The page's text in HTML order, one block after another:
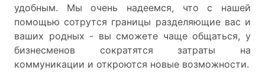
удобным. Мы очень надеемся, что с нашей
помощью сотрутся границы разделяющие вас и
ваших родных - вы сможете чаще общаться, у
бизнесменов сократятся затраты на
коммуникации и откроются новые возможности.